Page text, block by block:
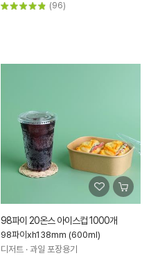
(96)
98파이 20온스 아이스컵 1000개
98파이xh138mm (600ml)
디저트 · 과일 포장용기